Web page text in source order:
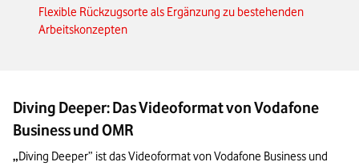
Flexible Rückzugsorte als Ergänzung zu bestehenden
Arbeitskonzepten
Diving Deeper: Das Videoformat von Vodafone
Business und OMR
„